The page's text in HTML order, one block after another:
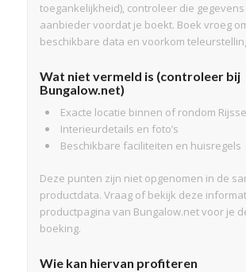
toegankelijkheid), controleer die
aanbieder voordat je boekt. Boek vroeg
beschikbare data en voorkom
Wat niet vermeld is (controleer bij
Bungalow.net)
Exacte locatie binnen of rondom
Interieurdetails en foto’s
Beschikbare faciliteiten en huisregels
Deze punten zijn niet opgenomen in de
productdata. Vraag of bekijk deze
productpagina van Bungalow.net voor je
boeking.
Wie kan hiervan profiteren